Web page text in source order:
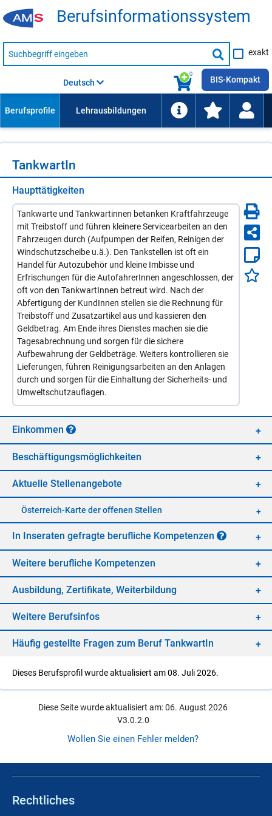
Be­rufs­in­for­ma­ti­ons­sys­tem
Suche
nach
Suche
starten
exakt
0
Deutsch BIS-Kompakt
Tank­war­tIn
Haupttätigkeiten
Tankwarte und Tankwartinnen betanken Kraftfahrzeuge
mit Treibstoff und führen kleinere Servicearbeiten an den
Fahrzeugen durch (Aufpumpen der Reifen, Reinigen der
Windschutzscheibe u.ä.). Den Tankstellen ist oft ein
Handel für Autozubehör und kleine Imbisse und
Erfrischungen für die AutofahrerInnen angeschlossen, der
oft von den TankwartInnen betreut wird. Nach der
Abfertigung der KundInnen stellen sie die Rechnung für
Treibstoff und Zusatzartikel aus und kassieren den
Geldbetrag. Am Ende ihres Dienstes machen sie die
Tagesabrechnung und sorgen für die sichere
Aufbewahrung der Geldbeträge. Weiters kontrollieren sie
Lieferungen, führen Reinigungsarbeiten an den Anlagen
durch und sorgen für die Einhaltung der Sicherheits- und
Umweltschutzauflagen.
Ein­kom­men
Be­schäf­ti­gungs­mög­lich­kei­ten
Ak­tu­el­le Stel­len­an­ge­bo­te
Öster­reich-Kar­te der of­fe­nen Stel­len
In In­se­ra­ten ge­frag­te be­ruf­li­che Kom­pe­ten­zen
Wei­te­re be­ruf­li­che Kom­pe­ten­zen
Aus­bil­dung, Zer­ti­fi­ka­te, Wei­ter­bil­dung
Wei­te­re Be­rufs­in­fos
Häu­fig ge­stell­te Fra­gen zum Be­ruf Tank­war­tIn
Dieses Berufsprofil wurde aktualisiert am 08. Juli 2026.
Diese Seite wurde aktualisiert am: 06. August 2026
V3.0.2.0
Wollen Sie einen Fehler melden?
Rechtliches